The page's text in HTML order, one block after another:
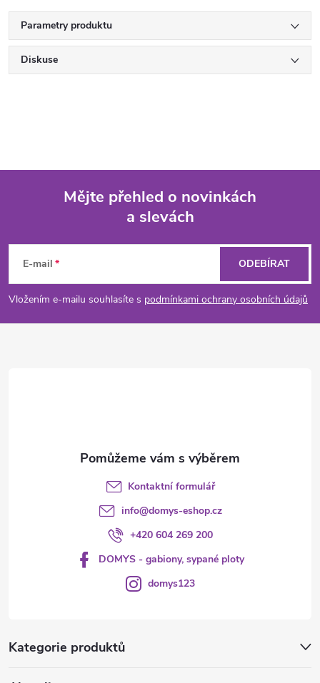
Parametry produktu
Diskuse
p
a
Mějte přehled o novinkách
a slevách
E-mail
Vložením e-mailu souhlasíte s podmínkami ochrany osobních údajů
ODEBÍRAT
Kategorie produktů
Kontaktní formulář
info@domys-eshop.cz
+420 604 269 200
DOMYS - gabiony, sypané ploty
domys123